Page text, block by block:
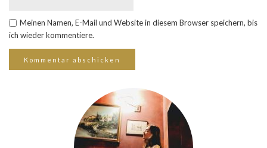
Meinen Namen, E-Mail und Website in diesem Browser speichern, bis
ich wieder kommentiere.